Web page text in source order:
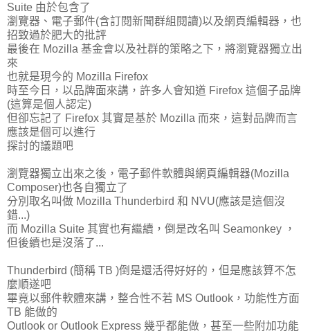
Suite 由於包含了
瀏覽器、電子郵件(含訂閱新聞群組閱讀)以及網頁編輯器，也
招致過於肥大的批評
最後在 Mozilla 基金會以及社群的策略之下，將瀏覽器獨立出
來
也就是現今的 Mozilla Firefox
時至今日，以品牌面來講，許多人會知道 Firefox 這個子品牌
(這算是個人認定)
但卻忘記了 Firefox 其實是基於 Mozilla 而來，這對品牌而言
應該是個可以進行
探討的議題吧
瀏覽器獨立出來之後，電子郵件軟體與網頁編輯器(Mozilla
Composer)也各自獨立了
分別取名叫做 Mozilla Thunderbird 和 NVU(應該是這個沒
錯...)
而 Mozilla Suite 其實也有繼續，倒是改名叫 Seamonkey ，
但後續也是沒落了...
Thunderbird (簡稱 TB )倒是還活得好好的，但是應該算不怎
麼順遂吧
畢竟以郵件軟體來講，整合性不若 MS Outlook，功能性方面
TB 能做的
Outlook or Outlook Express 幾乎都能做，甚至一些附加功能